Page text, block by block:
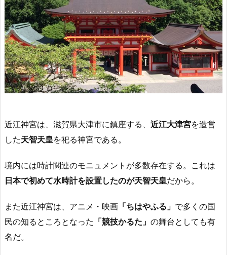
近江神宮は、滋賀県大津市に鎮座する、 近江大津宮を造営
した天智天皇を祀る神宮である。
境内には時計関連のモニュメントが多数存在する。これは
日本で初めて水時計を設置したのが天智天皇だから。
また近江神宮は、アニメ・映画 「ちはやふる」 で多くの国
民の知るところとなった 「競技かるた」 の舞台としても有
名だ。